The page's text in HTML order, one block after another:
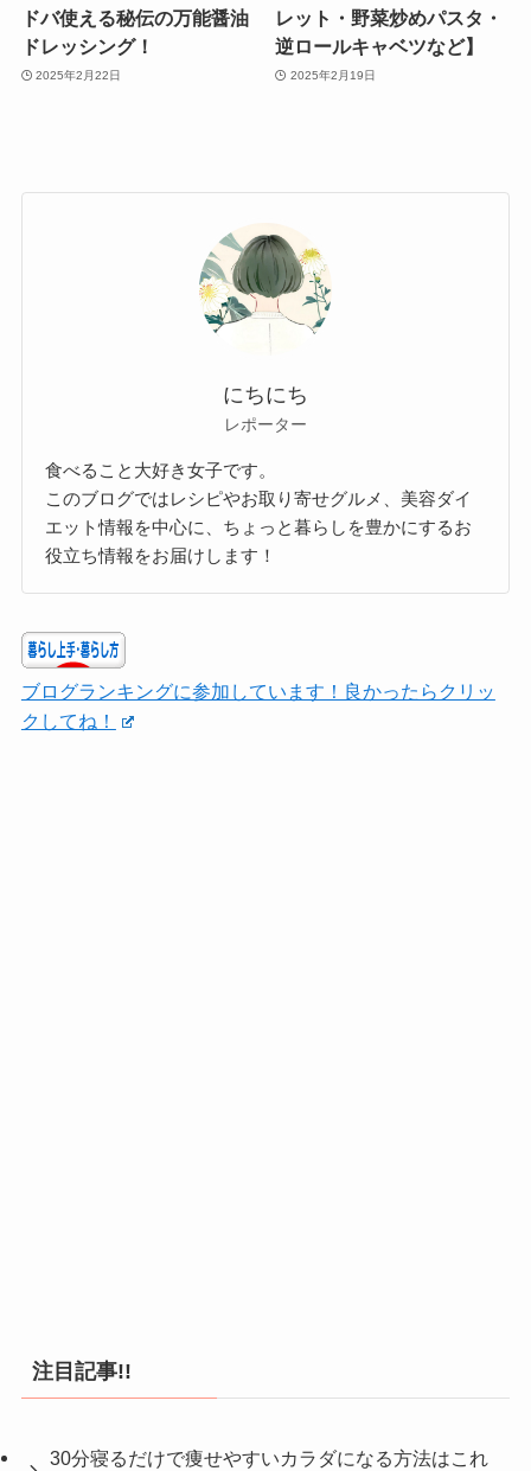
ドバ使える秘伝の万能醤油
ドレッシング！
2025年2月22日
レット・野菜炒めパスタ・
逆ロールキャベツなど】
2025年2月19日
にちにち
レポーター
食べること大好き女子です。
このブログではレシピやお取り寄せグルメ、美容ダイ
エット情報を中心に、ちょっと暮らしを豊かにするお
役立ち情報をお届けします！
ブログランキングに参加しています！良かったらクリッ
クしてね！
注目記事!!
30分寝るだけで痩せやすいカラダになる方法はこれ